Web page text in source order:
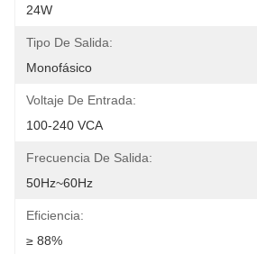
24W
Tipo De Salida:
Monofásico
Voltaje De Entrada:
100-240 VCA
Frecuencia De Salida:
50Hz~60Hz
Eficiencia:
≥ 88%